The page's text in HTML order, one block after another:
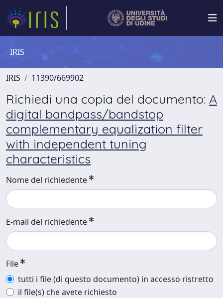
IRIS
IRIS 11390/669902
Richiedi una copia del documento: A
digital bandpass/bandstop
complementary equalization filter
with independent tuning
characteristics
Nome del richiedente
E-mail del richiedente
File
tutti i file (di questo documento) in accesso ristretto
il file(s) che avete richiesto